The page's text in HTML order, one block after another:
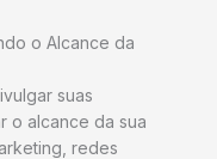
o Alcance da
suas
o alcance da sua
redes